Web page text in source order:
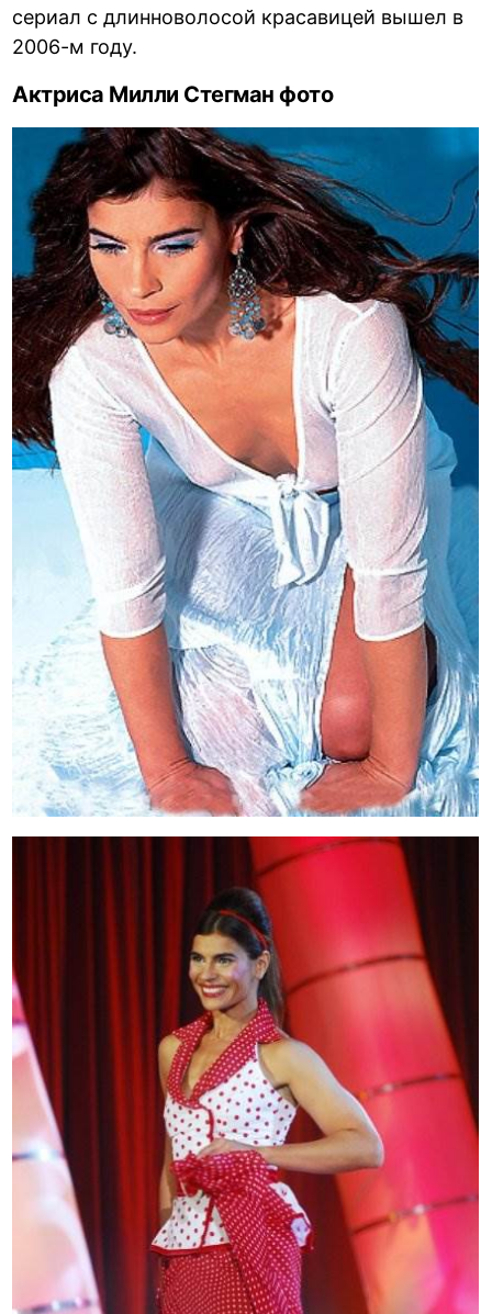
сериал с длинноволосой красавицей вышел в
2006-м году.
Актриса Милли Стегман фото